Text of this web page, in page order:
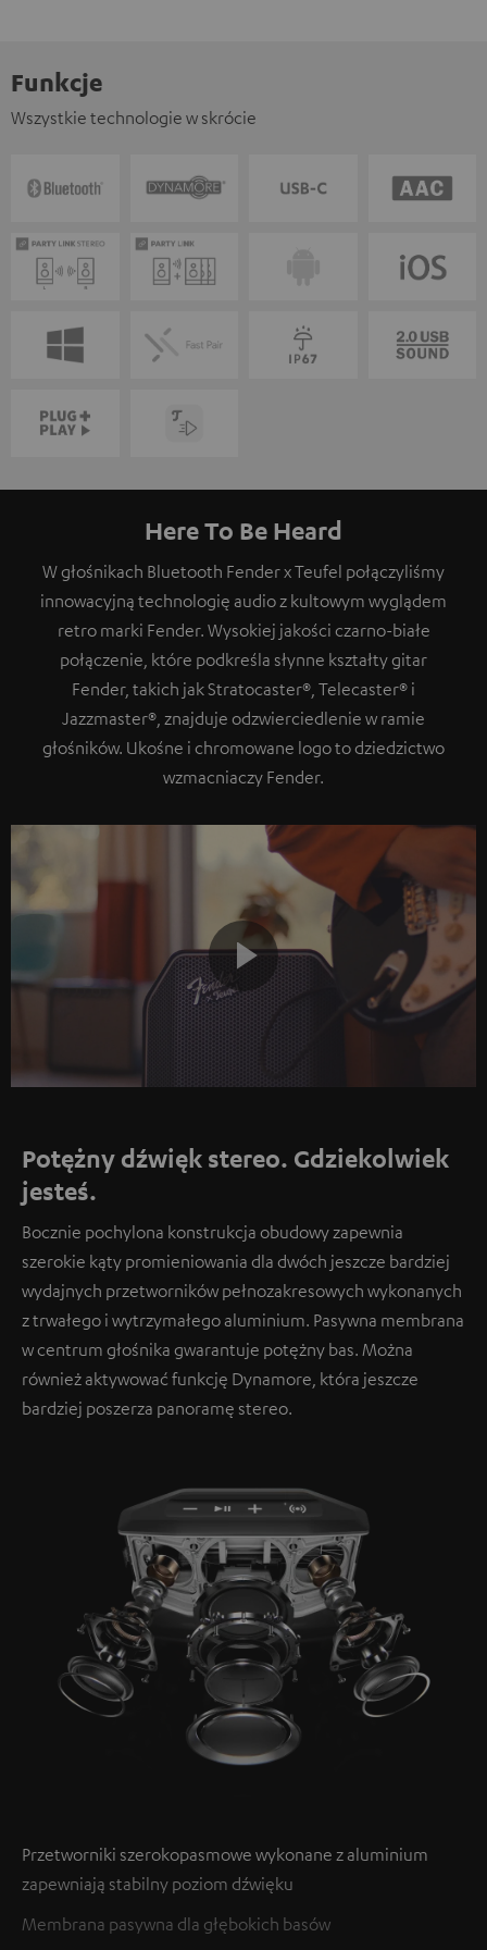
Funkcje
Wszystkie technologie w skrócie
Here To Be Heard
W głośnikach Bluetooth Fender x Teufel połączyliśmy
innowacyjną technologię audio z kultowym wyglądem
retro marki Fender. Wysokiej jakości czarno-białe
połączenie, które podkreśla słynne kształty gitar
Fender, takich jak Stratocaster®, Telecaster® i
Jazzmaster®, znajduje odzwierciedlenie w ramie
głośników. Ukośne i chromowane logo to dziedzictwo
wzmacniaczy Fender.
Play
Video
Potężny dźwięk stereo. Gdziekolwiek
jesteś.
Bocznie pochylona konstrukcja obudowy zapewnia
szerokie kąty promieniowania dla dwóch jeszcze bardziej
wydajnych przetworników pełnozakresowych wykonanych
z trwałego i wytrzymałego aluminium. Pasywna membrana
w centrum głośnika gwarantuje potężny bas. Można
również aktywować funkcję Dynamore, która jeszcze
bardziej poszerza panoramę stereo.
Przetworniki szerokopasmowe wykonane z aluminium
zapewniają stabilny poziom dźwięku
Membrana pasywna dla głębokich basów